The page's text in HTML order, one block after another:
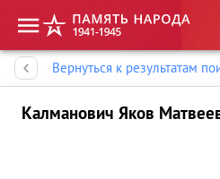
Вернуться к результатам
Калманович Яков
Память народа